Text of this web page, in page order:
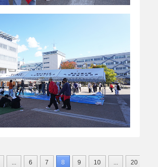
... 6 7 8 9 10 ... 20